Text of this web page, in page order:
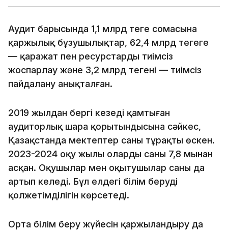
Аудит барысында 1,1 млрд теңге сомасына
қаржылық бұзушылықтар, 62,4 млрд теңгеге
— қаражат пен ресурстарды тиімсіз
жоспарлау және 3,2 млрд теңгені — тиімсіз
пайдалану анықталған.
2019 жылдан бергі кезеңді қамтыған
аудиторлық шара қорытындысына сәйкес,
Қазақстанда мектептер саны тұрақты өскен.
2023-2024 оқу жылы олардың саны 7,8 мыңнан
асқан. Оқушылар мен оқытушылар саны да
артып келеді. Бұл елдегі білім берудің
қолжетімділігін көрсетеді.
Орта білім беру жүйесін қаржыландыру да